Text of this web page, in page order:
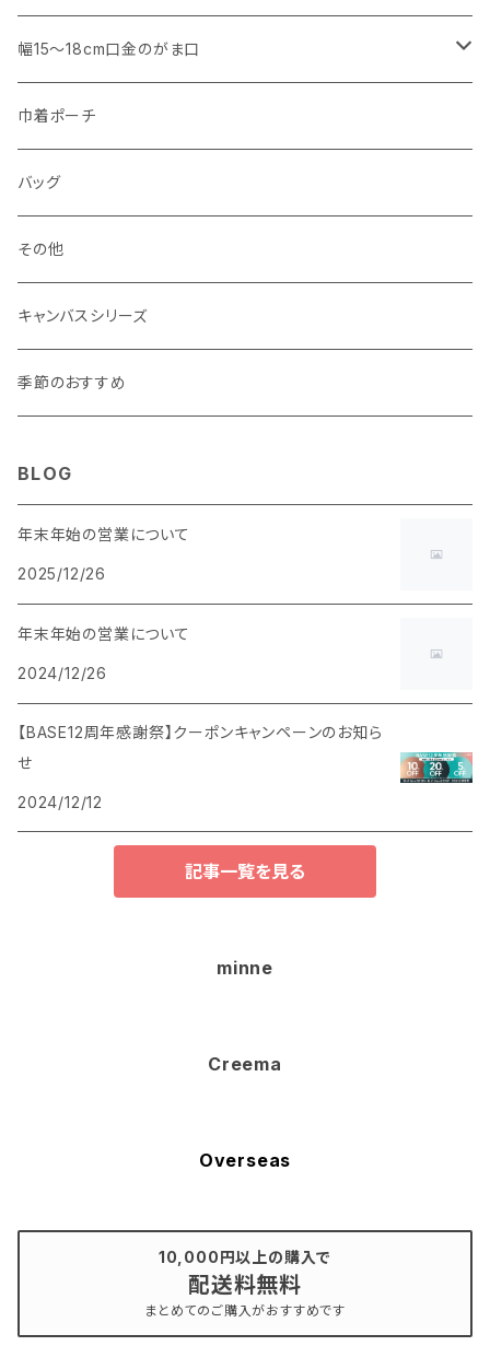
マチあり
マチなし
マチあり
マチなし
マチあり
・ くし形
マチなし
マチあり
・ 親子がま口 角型
マチなし
マチあり
・ 親子がま口 くし形
マチなし
マチあり
・ ポーチタイプ 角型
マチなし
マチあり
・ ポーチタイプ くし形
マチなし
マチあり
幅15～18cm口金のがま口
・ 角型
マチなし
マチあり
・ くし形
マチなし
マチあり
巾着ポーチ
バッグ
その他
キャンバスシリーズ
季節のおすすめ
BLOG
年末年始の営業について
2025/12/26
年末年始の営業について
2024/12/26
【BASE12周年感謝祭】クーポンキャンペーンのお知ら
せ
2024/12/12
記事一覧を見る
minne
Creema
Overseas
10,000円以上の購入で
配送料無料
まとめてのご購入がおすすめです